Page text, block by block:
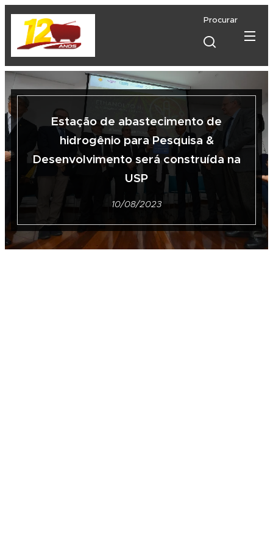
Procurar
Estação de abastecimento de
hidrogênio para Pesquisa &
Desenvolvimento será construída na
USP
10/08/2023